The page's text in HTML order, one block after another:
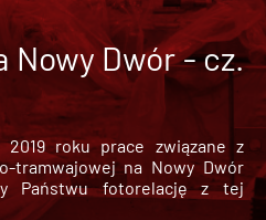
Nowy Dwór - cz.
roku prace związane z
tramwajowej na Nowy Dwór
Państwu fotorelację z tej